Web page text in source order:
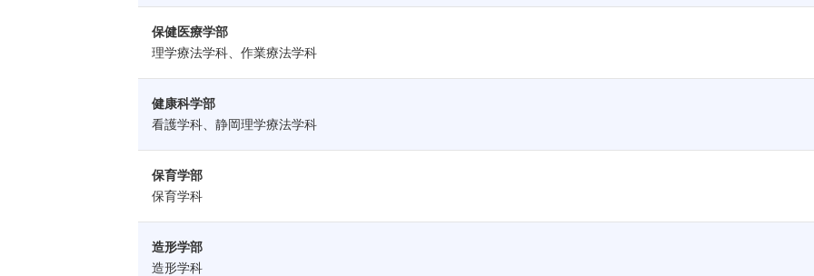
保健医療学部
理学療法学科、作業療法学科
健康科学部
看護学科、静岡理学療法学科
保育学部
保育学科
造形学部
造形学科